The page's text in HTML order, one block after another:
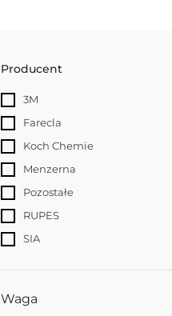
Producent
3M
Farecla
Koch Chemie
Menzerna
Pozostałe
RUPES
SIA
Waga